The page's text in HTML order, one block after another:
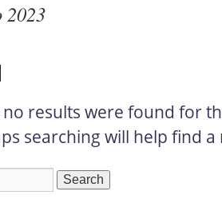
2023
results were found for
searching will help find